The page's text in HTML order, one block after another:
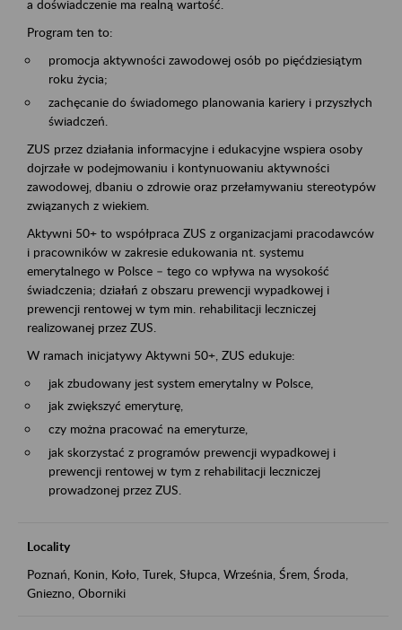
a doświadczenie ma realną wartość.
Program ten to:
promocja aktywności zawodowej osób po pięćdziesiątym
roku życia;
zachęcanie do świadomego planowania kariery i przyszłych
świadczeń.
ZUS przez działania informacyjne i edukacyjne wspiera osoby
dojrzałe w podejmowaniu i kontynuowaniu aktywności
zawodowej, dbaniu o zdrowie oraz przełamywaniu stereotypów
związanych z wiekiem.
Aktywni 50+ to współpraca ZUS z organizacjami pracodawców
i pracowników w zakresie edukowania nt. systemu
emerytalnego w Polsce – tego co wpływa na wysokość
świadczenia; działań z obszaru prewencji wypadkowej i
prewencji rentowej w tym min. rehabilitacji leczniczej
realizowanej przez ZUS.
W ramach inicjatywy Aktywni 50+, ZUS edukuje:
jak zbudowany jest system emerytalny w Polsce,
jak zwiększyć emeryturę,
czy można pracować na emeryturze,
jak skorzystać z programów prewencji wypadkowej i
prewencji rentowej w tym z rehabilitacji leczniczej
prowadzonej przez ZUS.
Locality
Poznań, Konin, Koło, Turek, Słupca, Września, Śrem, Środa,
Gniezno, Oborniki